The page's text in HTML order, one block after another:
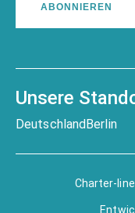
ABONNIEREN
Unsere
DeutschlandBerlin
Charter-line